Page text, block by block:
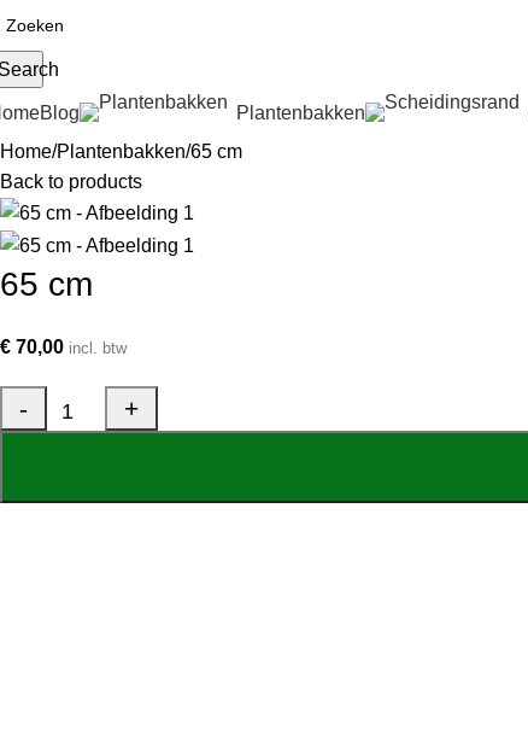
Blog Plantenbakken
Home Plantenbakken 65 cm
Back to products
65 cm
€ 70,00 incl. btw